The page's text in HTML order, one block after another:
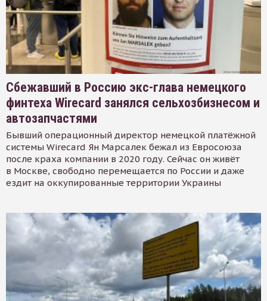
Сбежавший в Россию экс-глава немецкого
финтеха Wirecard занялся сельхозбизнесом и
автозапчастями
Бывший операционный директор немецкой платёжной
системы Wirecard Ян Марсалек бежал из Евросоюза
после краха компании в 2020 году. Сейчас он живёт
в Москве, свободно перемещается по России и даже
ездит на оккупированные территории Украины